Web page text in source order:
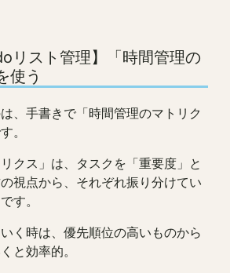
リスト管理】「時間管理の
使う
、手書きで「時間管理のマトリク
。
クス」は、タスクを「重要度」と
の視点から、それぞれ振り分けてい
す。
く時は、優先順位の高いものから
と効率的。